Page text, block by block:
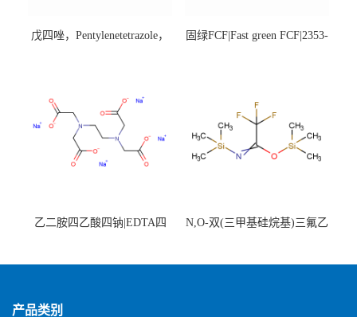
戊四唑，Pentylenetetrazole，
固绿FCF|Fast green FCF|2353-
乙二胺四乙酸四钠|EDTA四
N,O-双(三甲基硅烷基)三氟乙
产品类别